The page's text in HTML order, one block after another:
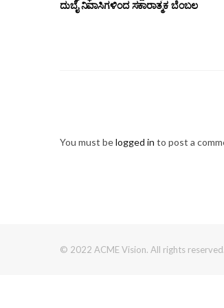
ದುಬೈ ನಿವಾಸಿಗಳಿಂದ ಸಕಾರಾತ್ಮಕ ಬೆಂಬಲ
You must belogged in to post a
© 2022 ACME Vision. All rights reserved.